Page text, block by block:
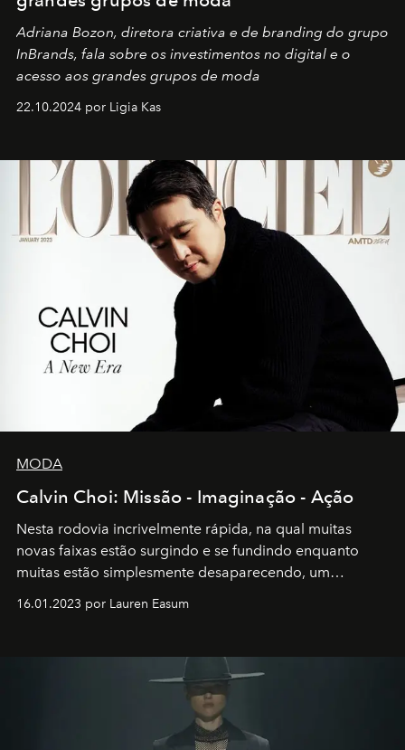
Adriana Bozon, diretora criativa e de branding do grupo
InBrands, fala sobre os investimentos no digital e o
acesso aos grandes grupos de moda
22.10.2024 por Ligia Kas
MODA
Calvin Choi: Missão - Imaginação - Ação
Nesta rodovia incrivelmente rápida, na qual muitas
novas faixas estão surgindo e se fundindo enquanto
muitas estão simplesmente desaparecendo, um
transportador AMTD abrindo caminho para muitos
por propósitos, com um claro senso de missão na vida e
16.01.2023 por Lauren Easum